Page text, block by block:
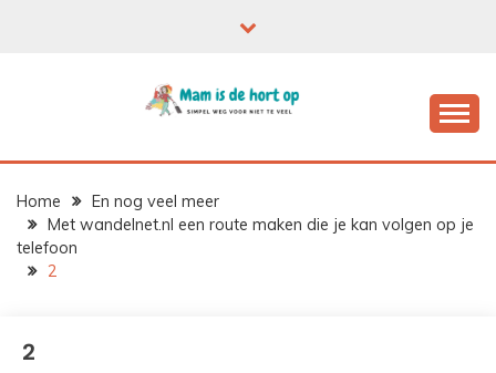
Home
En nog veel meer
Met wandelnet.nl een route maken die je kan volgen op je
telefoon
2
2